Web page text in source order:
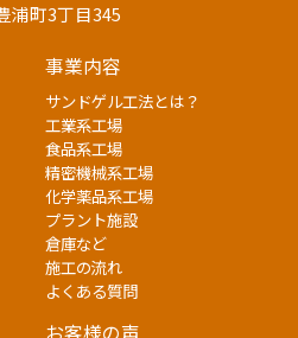
浦町3丁目345
事業内容
サンドゲル工法とは？
工業系工場
食品系工場
精密機械系工場
化学薬品系工場
プラント施設
倉庫など
施工の流れ
よくある質問
お客様の声